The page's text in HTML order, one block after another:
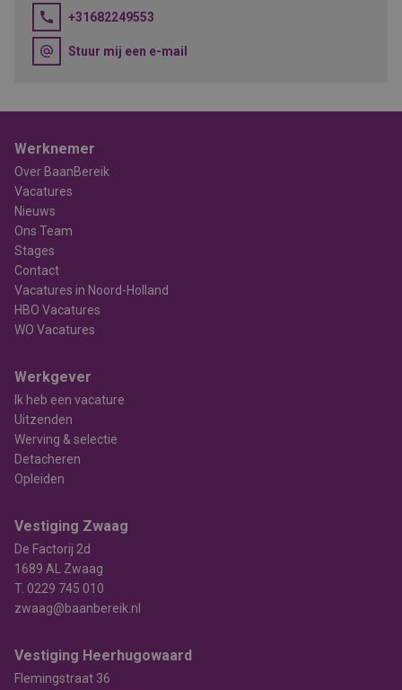
+31682249553
Stuur mij een e-mail
Werknemer
Over BaanBereik
Vacatures
Nieuws
Ons Team
Stages
Contact
Vacatures in Noord-Holland
HBO Vacatures
WO Vacatures
Werkgever
Ik heb een vacature
Uitzenden
Werving & selectie
Detacheren
Opleiden
Vestiging Zwaag
De Factorij 2d
1689 AL Zwaag
T. 0229 745 010
zwaag@baanbereik.nl
Vestiging Heerhugowaard
Flemingstraat 36